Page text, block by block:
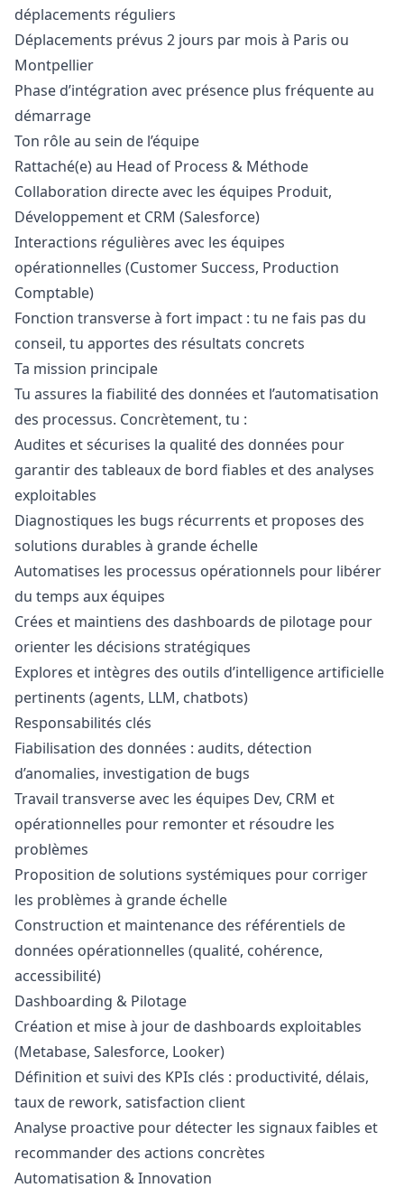
déplacements réguliers
Déplacements prévus 2 jours par mois à Paris ou
Montpellier
Phase d’intégration avec présence plus fréquente au
démarrage
Ton rôle au sein de l’équipe
Rattaché(e) au Head of Process & Méthode
Collaboration directe avec les équipes Produit,
Développement et CRM (Salesforce)
Interactions régulières avec les équipes
opérationnelles (Customer Success, Production
Comptable)
Fonction transverse à fort impact : tu ne fais pas du
conseil, tu apportes des résultats concrets
Ta mission principale
Tu assures la fiabilité des données et l’automatisation
des processus. Concrètement, tu :
Audites et sécurises la qualité des données pour
garantir des tableaux de bord fiables et des analyses
exploitables
Diagnostiques les bugs récurrents et proposes des
solutions durables à grande échelle
Automatises les processus opérationnels pour libérer
du temps aux équipes
Crées et maintiens des dashboards de pilotage pour
orienter les décisions stratégiques
Explores et intègres des outils d’intelligence artificielle
pertinents (agents, LLM, chatbots)
Responsabilités clés
Fiabilisation des données : audits, détection
d’anomalies, investigation de bugs
Travail transverse avec les équipes Dev, CRM et
opérationnelles pour remonter et résoudre les
problèmes
Proposition de solutions systémiques pour corriger
les problèmes à grande échelle
Construction et maintenance des référentiels de
données opérationnelles (qualité, cohérence,
accessibilité)
Dashboarding & Pilotage
Création et mise à jour de dashboards exploitables
(Metabase, Salesforce, Looker)
Définition et suivi des KPIs clés : productivité, délais,
taux de rework, satisfaction client
Analyse proactive pour détecter les signaux faibles et
recommander des actions concrètes
Automatisation & Innovation